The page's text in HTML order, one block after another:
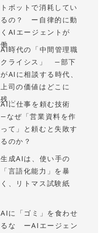
トボットで消耗してい
るの？ ー自律的に動
くAIエージェントが
働...
AI時代の「中間管理職
クライシス」 —部下
がAIに相談する時代、
上司の価値はどこに
残...
AIに仕事を頼む技術
—なぜ「営業資料を作
って」と頼むと失敗す
るのか？
生成AIは、使い手の
「言語化能力」を暴
く、リトマス試験紙
AIに「ゴミ」を食わせ
るな ーAIエージェン